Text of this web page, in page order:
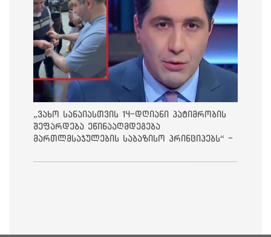
„ვახო სანაიასთვის 14-დღიანი პატიმრობის
შეფარდება ეწინააღმდეგება
მართლმსაჯულების საბაზისო პრინციპებს“ -